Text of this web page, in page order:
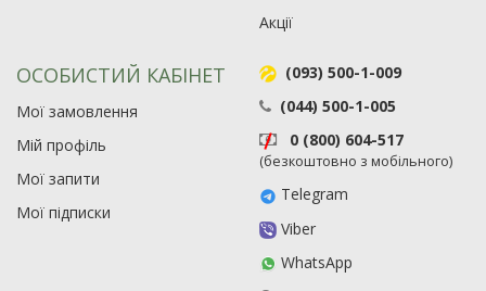
Акції
ОСОБИСТИЙ КАБІНЕТ
Мої замовлення
Мій профіль
Мої запити
Мої підписки
(093) 500-1-009
(044) 500-1-005
0 (800) 604-517
(безкоштовно з мобільного)
Telegram
Viber
WhatsApp